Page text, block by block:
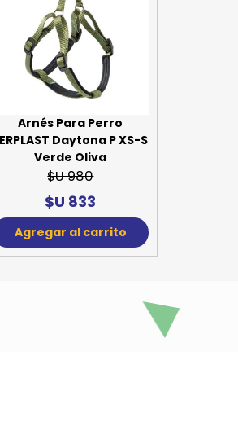
Arnés Para Perro
Daytona P XS-S
Verde Oliva
$U 980
$U 833
Agregar al carrito